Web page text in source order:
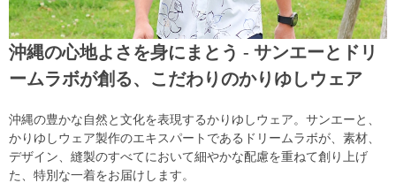
沖縄の心地よさを身にまとう - サンエーとドリ
ームラボが創る、こだわりのかりゆしウェア
沖縄の豊かな自然と文化を表現するかりゆしウェア。サンエーと、
かりゆしウェア製作のエキスパートであるドリームラボが、素材、
デザイン、縫製のすべてにおいて細やかな配慮を重ねて創り上げ
た、特別な一着をお届けします。